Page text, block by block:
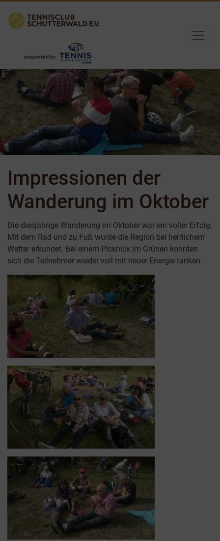
Impressionen der
Wanderung im Oktober
Die diesjährige Wanderung im Oktober war ein voller Erfolg.
Mit dem Rad und zu Fuß wurde die Region bei herrlichem
Wetter erkundet. Bei einem Picknick im Grünen konnten
sich die Teilnehmer wieder voll mit neuer Energie tanken.